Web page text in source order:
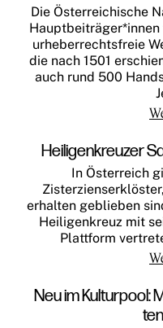
Die Österreichische
Hauptbeiträger*innen
urheberrechtsfreie
die nach 1501
auch rund 500
Heiligenkreuzer
In Österreich
erhalten geblieben
Heiligenkreuz mit
Plattform
Neu im Kulturpool: